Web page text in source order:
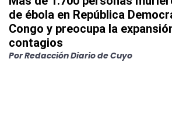
de ébola en República
Congo y preocupa la
contagios
PorRedacción Diario de Cuyo